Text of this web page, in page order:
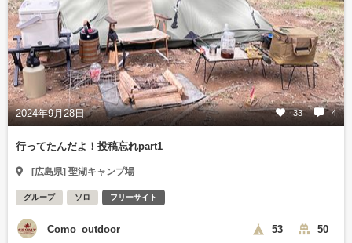
2024年9月28日 33 4
行ってたんだよ！投稿忘れpart1
[広島県] 聖湖キャンプ場
グループ ソロ フリーサイト
Como_outdoor 53 50